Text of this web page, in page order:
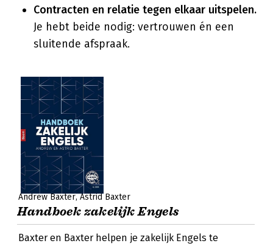
Contracten en relatie tegen elkaar uitspelen.
Je hebt beide nodig: vertrouwen én een
sluitende afspraak.
Andrew Baxter Astrid Baxter
Handboek zakelijk Engels
Baxter en Baxter helpen je zakelijk Engels te